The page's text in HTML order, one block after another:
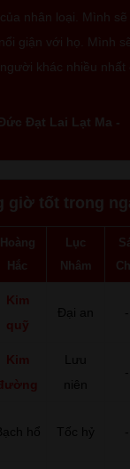
nhân loại. Mình
giận với họ. Mình
khác nhiều nhất
Đạt Lai Lạt Ma -
giờ tốt trong
Hoàng
Hắc
Lục
Nhâm
Kim
quỹ
Đại an -
Kim
Lưu
niên
-
hổ Tốc hỷ -